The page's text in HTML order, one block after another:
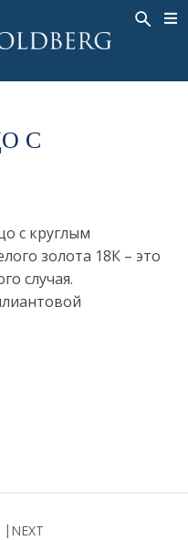
С
с круглым
золота 18К – это
случая.
NEXT